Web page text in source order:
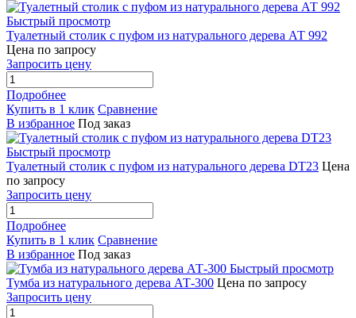
Быстрый просмотр
Туалетный столик с пуфом из натурального дерева АТ 992
Цена по запросу
Запросить цену
Подробнее
Купить в 1 клик Сравнение
В избранное Под заказ
Быстрый просмотр
Туалетный столик с пуфом из натурального дерева DT23 Цена
по запросу
Запросить цену
Подробнее
Купить в 1 клик Сравнение
В избранное Под заказ
Быстрый просмотр
Тумба из натурального дерева АТ-300 Цена по запросу
Запросить цену